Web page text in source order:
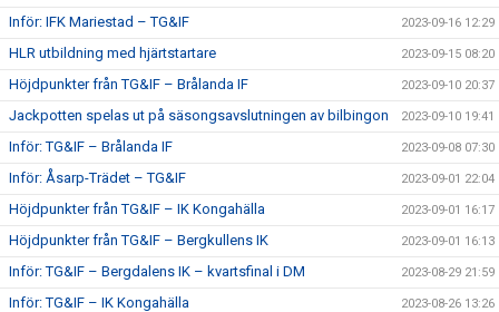
Inför: IFK Mariestad – TG&IF 2023-09-16 12:29
HLR utbildning med hjärtstartare 2023-09-15 08:20
Höjdpunkter från TG&IF – Brålanda IF 2023-09-10 20:37
Jackpotten spelas ut på säsongsavslutningen av bilbingon 2023-09-10 19:41
Inför: TG&IF – Brålanda IF 2023-09-08 07:30
Inför: Åsarp-Trädet – TG&IF 2023-09-01 22:04
Höjdpunkter från TG&IF – IK Kongahälla 2023-09-01 16:17
Höjdpunkter från TG&IF – Bergkullens IK 2023-09-01 16:13
Inför: TG&IF – Bergdalens IK – kvartsfinal i DM 2023-08-29 21:59
Inför: TG&IF – IK Kongahälla 2023-08-26 13:26